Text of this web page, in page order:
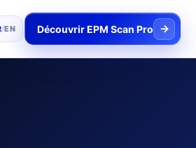
/EN Découvrir EPM Scan Pro →